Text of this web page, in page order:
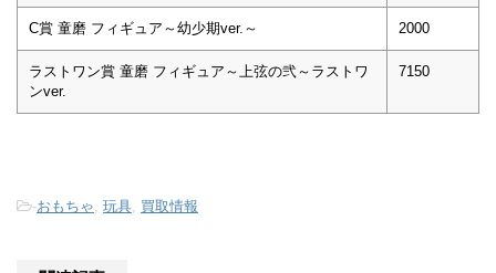
C賞 童磨 フィギュア～幼少期ver.～ 2000
ラストワン賞 童磨 フィギュア～上弦の弐～ラストワ
ンver.
7150
-おもちゃ 玩具 買取情報